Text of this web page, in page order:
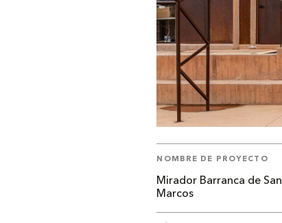
NOMBRE DE PROYECTO
Mirador Barranca de San
Marcos